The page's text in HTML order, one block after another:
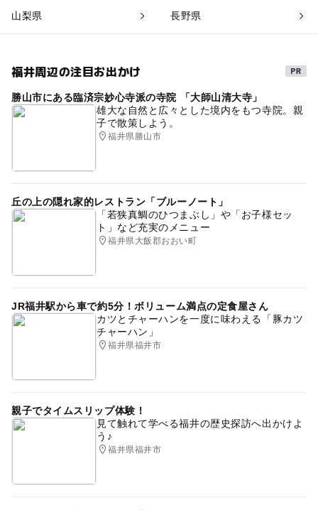
山梨県 長野県
福井周辺の注目お出かけ
勝山市にある臨済宗妙心寺派の寺院 「大師山清大寺」
雄大な自然と広々とした境内をもつ寺院。親
子で散策しよう。
福井県勝山市
丘の上の隠れ家的レストラン「ブルーノート」
「若狭真鯛のひつまぶし」や「お子様セッ
ト」など充実のメニュー
福井県大飯郡おおい町
JR福井駅から車で約5分！ボリューム満点の定食屋さん
カツとチャーハンを一度に味わえる「豚カツ
チャーハン」
福井県福井市
親子でタイムスリップ体験！
見て触れて学べる福井の歴史探訪へ出かけよ
う♪
福井県福井市